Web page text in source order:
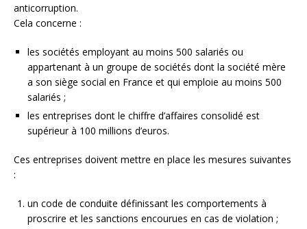
anticorruption.
Cela concerne :
les sociétés employant au moins 500 salariés ou
appartenant à un groupe de sociétés dont la société mère
a son siège social en France et qui emploie au moins 500
salariés ;
les entreprises dont le chiffre d’affaires consolidé est
supérieur à 100 millions d’euros.
Ces entreprises doivent mettre en place les mesures suivantes
:
un code de conduite définissant les comportements à
proscrire et les sanctions encourues en cas de violation ;